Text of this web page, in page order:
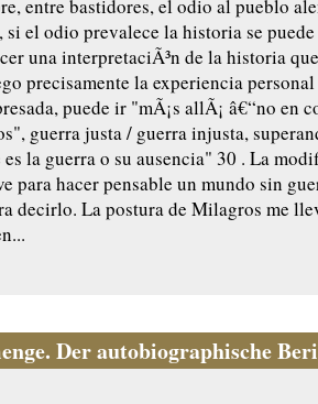
entre bastidores, el odio al pueblo
si el odio prevalece la historia se
una interpretaciÃ³n de la historia
precisamente la experiencia
puede ir "mÃ¡s allÃ¡ â€“no en
guerra justa / guerra injusta,
la guerra o su ausencia" 30 . La
para hacer pensable un mundo sin
decirlo. La postura de Milagros me
Der autobiographische